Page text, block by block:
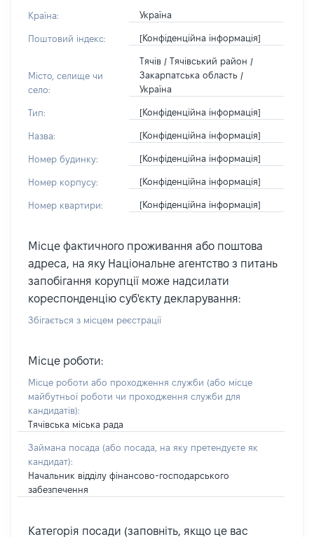
Країна: Україна
Поштовий індекс: [Конфіденційна інформація]
Місто, селище чи
село:
Тячів / Тячівський район /
Закарпатська область /
Україна
Тип: [Конфіденційна інформація]
Назва: [Конфіденційна інформація]
Номер будинку: [Конфіденційна інформація]
Номер корпусу: [Конфіденційна інформація]
Номер квартири: [Конфіденційна інформація]
Місце фактичного проживання або поштова
адреса, на яку Національне агентство з питань
запобігання корупції може надсилати
кореспонденцію суб'єкту декларування:
Збігається з місцем реєстрації
Місце роботи:
Місце роботи або проходження служби (або місце
майбутньої роботи чи проходження служби для
кандидатів):
Тячівська міська рада
Займана посада (або посада, на яку претендуєте як
кандидат):
Начальник відділу фінансово-господарського
забезпечення
Категорія посади (заповніть, якщо це вас